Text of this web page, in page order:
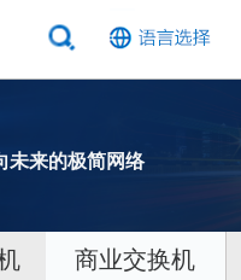
未来的极简网络
商业交换机